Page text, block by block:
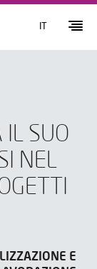
IL SUO
NEL
E